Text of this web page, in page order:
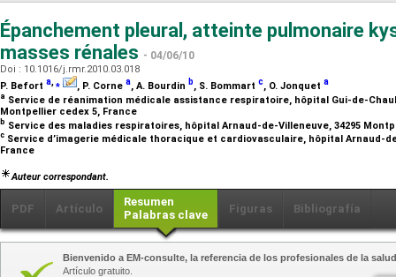
Épanchement pleural, atteinte pulmonaire
masses rénales - 04/06/10
Doi : 10.1016/j.rmr.2010.03.018
P. Befort a,⁎ , P. Corne a, A. Bourdin b, S. Bommart c, O. Jonquet a
a Service de réanimation médicale assistance respiratoire, hôpital Gui-de-
Montpellier cedex 5, France
b Service des maladies respiratoires, hôpital Arnaud-de-Villeneuve, 34295
c Service d’imagerie médicale thoracique et cardiovasculaire, hôpital Arnaud-
France
Auteur correspondant.
PDF Artículo
Resumen
Palabras clave
Figuras Bibliografía
Bienvenido a EM-consulte, la referencia de los profesionales de la
Artículo gratuito.